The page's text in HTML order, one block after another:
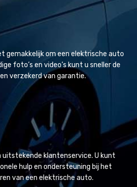
gemakkelijk om een elektrische auto
foto’s en video’s kunt u sneller de
verzekerd van garantie.
uitstekende klantenservice. U kunt
hulp en ondersteuning bij het
van een elektrische auto.